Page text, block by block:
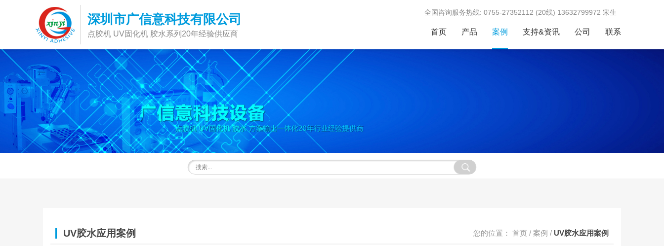
全国咨询服务热线: 0755-27352112 (20线) 13632799972 宋生
深圳市广信意科技有限公司
点胶机 UV固化机 胶水系列20年经验供应商 首页 产品 案例 支持&资讯 公司 联系
UV胶水应用案例 您的位置： 首页 / 案例 / UV胶水应用案例